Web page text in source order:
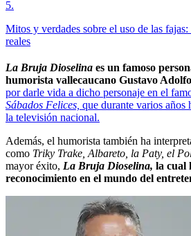
5.
Mitos y verdades sobre el uso de las fajas:
reales
La Bruja Dioselina es un famoso
humorista vallecaucano Gustavo
por darle vida a dicho personaje en el
Sábados Felices, que durante varios años
la televisión nacional.
Además, el humorista también ha
como Triky Trake, Albareto, la Paty, el
mayor éxito, La Bruja Dioselina, la cual
reconocimiento en el mundo del